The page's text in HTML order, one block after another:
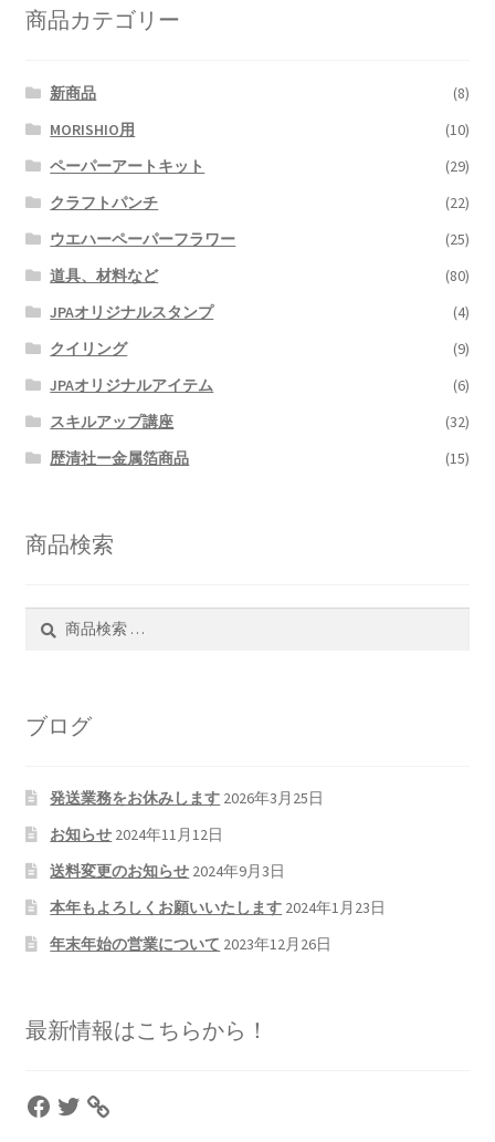
商品カテゴリー
新商品
(8)
MORISHIO用
(10)
ペーパーアートキット
(29)
クラフトパンチ
(22)
ウエハーペーパーフラワー
(25)
道具、材料など
(80)
JPAオリジナルスタンプ
(4)
クイリング
(9)
JPAオリジナルアイテム
(6)
スキルアップ講座
(32)
歴清社ー金属箔商品
(15)
商品検索
ブログ
発送業務をお休みします 2026年3月25日
お知らせ 2024年11月12日
送料変更のお知らせ 2024年9月3日
本年もよろしくお願いいたします 2024年1月23日
年末年始の営業について 2023年12月26日
最新情報はこちらから！
Facebook
Twitter